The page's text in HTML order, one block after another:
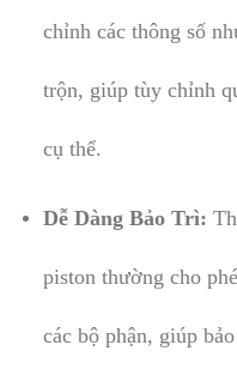
chỉnh các thông số
trộn, giúp tùy chỉnh
cụ thể.
Dễ Dàng Bảo Trì:
piston thường cho
các bộ phận, giúp